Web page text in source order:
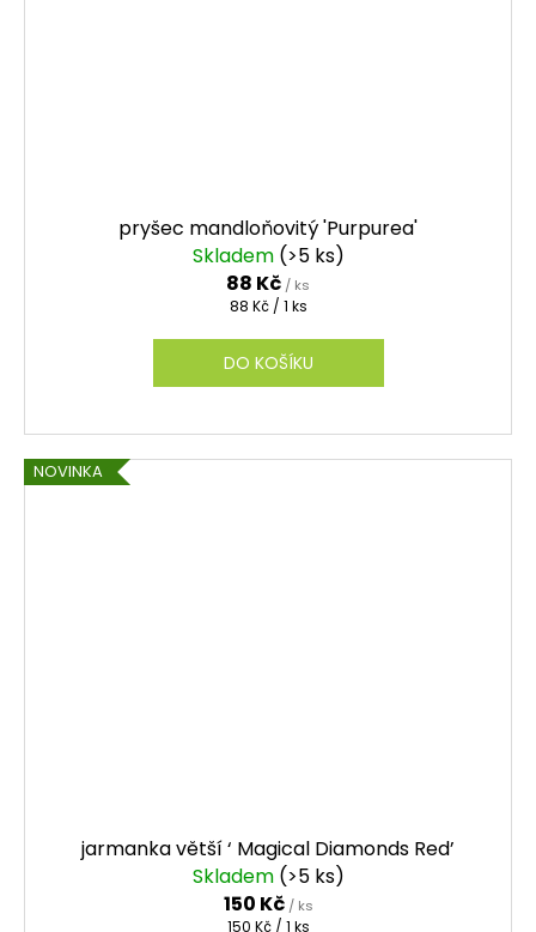
pryšec mandloňovitý 'Purpurea'
Skladem (>5 ks)
88 Kč / ks
Měrná
88 Kč / 1 ks
DO KOŠÍKU
NOVINKA
jarmanka větší ‘ Magical Diamonds Red’
Skladem (>5 ks)
150 Kč / ks
Měrná
150 Kč / 1 ks